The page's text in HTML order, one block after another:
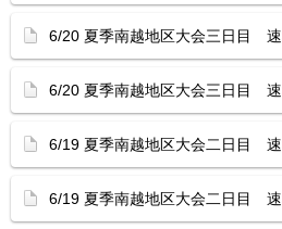
6/20 夏季南越地区大会三日目
6/20 夏季南越地区大会三日目
6/19 夏季南越地区大会二日目
6/19 夏季南越地区大会二日目